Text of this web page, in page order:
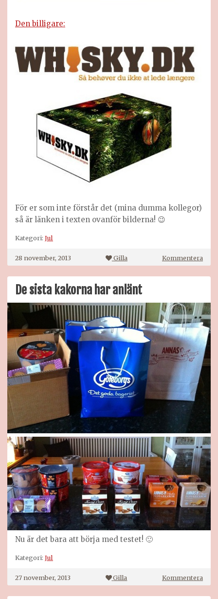
Den billigare:
För er som inte förstår det (mina dumma kollegor)
så är länken i texten ovanför bilderna! 😉
Kategori: Jul
28 november, 2013 Gilla Kommenterapå
De sista kakorna har anlänt
Nu är det bara att börja med testet! 🙂
Kategori: Jul
27 november, 2013 Gilla Kommenterapå
De
sista